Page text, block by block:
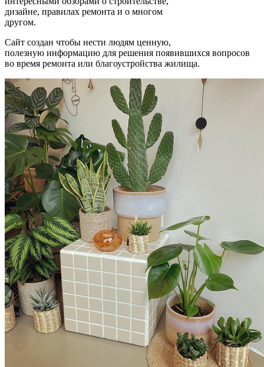
дизайне, правилах ремонта и о многом
другом.
Сайт создан чтобы нести людям ценную,
полезную информацию для решения появившихся вопросов
во время ремонта или благоустройства жилища.